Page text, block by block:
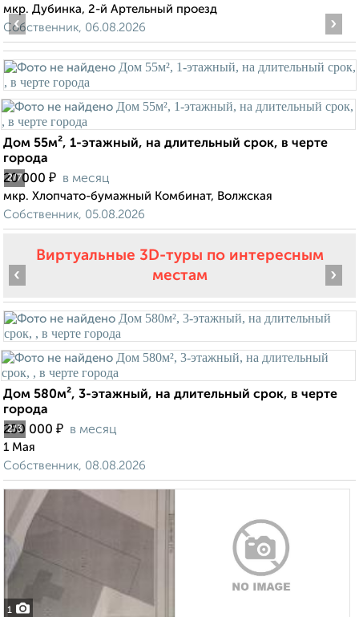
мкр. Дубинка, 2-й Артельный проезд
Собственник, 06.08.2026
2/7
‹ ›
Дом 55м², 1-этажный, на длительный срок, в черте
города
20 000 ₽ в месяц
мкр. Хлопчато-бумажный Комбинат, Волжская
Собственник, 05.08.2026
Виртуальные 3D-туры по интересным
местам
2/3
‹ ›
Дом 580м², 3-этажный, на длительный срок, в черте
города
250 000 ₽ в месяц
1 Мая
Собственник, 08.08.2026
1